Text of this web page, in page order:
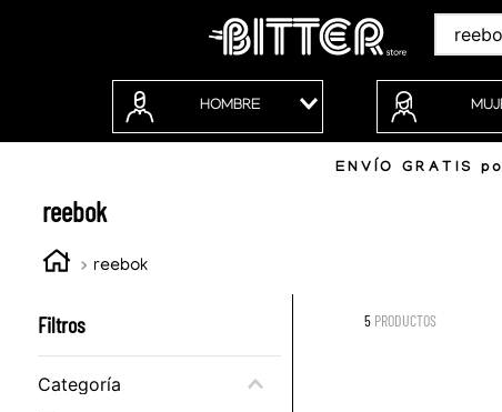
Buscar
HOMBRE
ENVÍO GRATIS
reebok
reebok
Filtros
Categoría
5 PRODUCTOS